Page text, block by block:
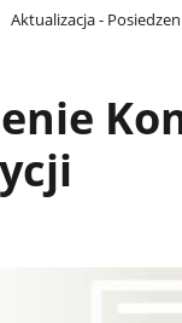
Aktualizacja -